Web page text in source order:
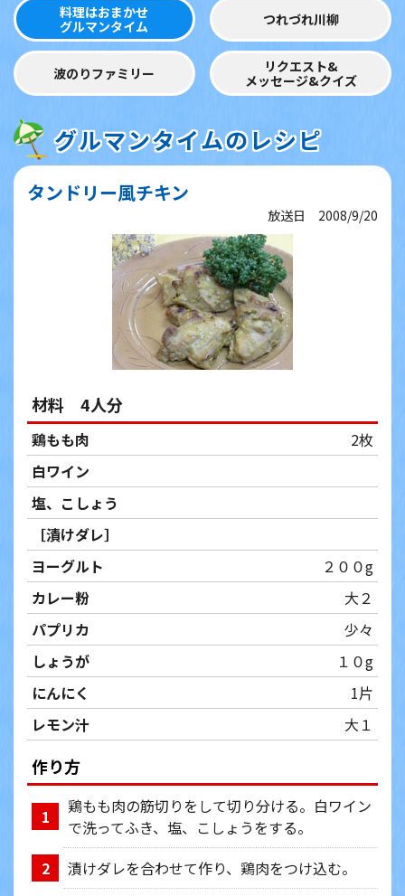
料理はおまかせ
グルマンタイム
つれづれ川柳
波のりファミリー
リクエスト&
メッセージ&クイズ
グルマンタイムのレシピ
タンドリー風チキン
放送日 2008/9/20
材料 4人分
鶏もも肉
2枚
白ワイン
塩、こしょう
［漬けダレ］
ヨーグルト
２００g
カレー粉
大２
パプリカ
少々
しょうが
１０g
にんにく
1片
レモン汁
大１
作り方
1
鶏もも肉の筋切りをして切り分ける。白ワイン
で洗ってふき、塩、こしょうをする。
2
漬けダレを合わせて作り、鶏肉をつけ込む。